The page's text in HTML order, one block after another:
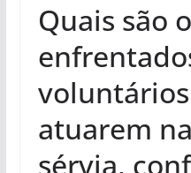
Quais são
atuarem
sérvia,